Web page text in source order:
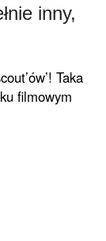
inny,
Taka
filmowym